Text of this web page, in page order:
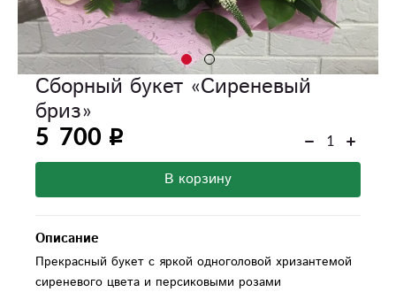
Сборный букет «Сиреневый
бриз»
5 700
В корзину
Описание
Прекрасный букет с яркой одноголовой хризантемой
сиреневого цвета и персиковыми розами